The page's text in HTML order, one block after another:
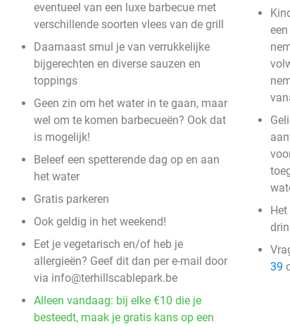
eventueel van een luxe barbecue met
verschillende soorten vlees van de grill
Daarnaast smul je van verrukkelijke
bijgerechten en diverse sauzen en
toppings
Geen zin om het water in te gaan, maar
wel om te komen barbecueën? Ook dat
is mogelijk!
Beleef een spetterende dag op en aan
het water
Gratis parkeren
Ook geldig in het weekend!
Eet je vegetarisch en/of heb je
allergieën? Geef dit dan per e-mail door
via info@terhillscablepark.be
Alleen vandaag: bij elke €10 die je
besteedt, maak je gratis kans op een
39